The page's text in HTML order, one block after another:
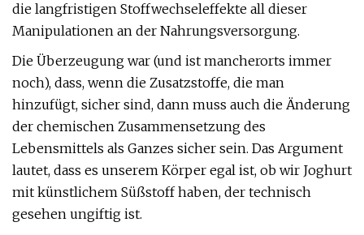
die langfristigen Stoffwechseleffekte all dieser
Manipulationen an der Nahrungsversorgung.
Die Überzeugung war (und ist mancherorts immer
noch), dass, wenn die Zusatzstoffe, die man
hinzufügt, sicher sind, dann muss auch die Änderung
der chemischen Zusammensetzung des
Lebensmittels als Ganzes sicher sein. Das Argument
lautet, dass es unserem Körper egal ist, ob wir Joghurt
mit künstlichem Süßstoff haben, der technisch
gesehen ungiftig ist.